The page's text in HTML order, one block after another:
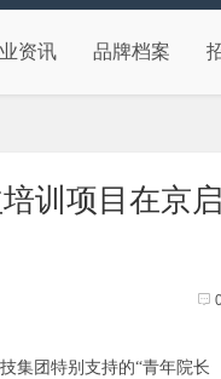
资讯 品牌档案
训项目在京
集团特别支持的“青年院长